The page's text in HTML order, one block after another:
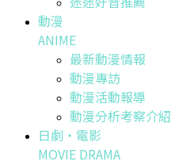
動漫
ANIME
最新動漫情報
動漫專訪
動漫活動報導
動漫分析考察介紹
日劇・電影
MOVIE DRAMA